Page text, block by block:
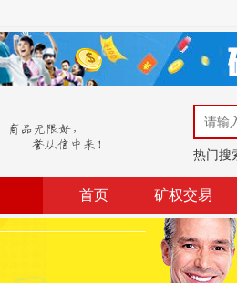
热门搜
首页 矿权交易